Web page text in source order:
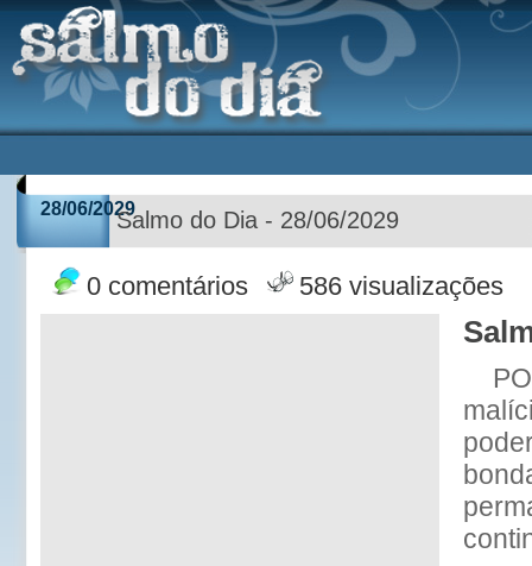
28/06/2029Salmo do Dia - 28/06/2029
0 comentários 586 visualizações